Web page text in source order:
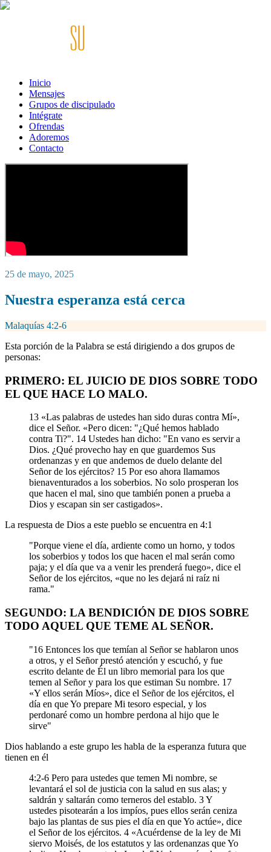
Inicio
Mensajes
Grupos de discipulado
Intégrate
Ofrendas
Adoremos
Contacto
25 de mayo, 2025
Nuestra esperanza está cerca
Malaquías 4:2-6
Esta porción de la Palabra se está dirigiendo a dos grupos de
personas:
PRIMERO: EL JUICIO DE DIOS SOBRE TODO
EL QUE HACE LO MALO.
13 «Las palabras de ustedes han sido duras contra Mí»,
dice el Señor. «Peго dicen: "¿Qué hemos hablado
contra Ti?". 14 Ustedes han dicho: "En vano es servir a
Dios. ¿Qué provecho hay en que guardemos Sus
ordenanzas y en que andemos de duelo delante del
Señor de los ejércitos? 15 Por eso ahora llamamos
bienaventurados a los soberbios. No solo prosperan los
que hacen el mal, sino que también ponen a prueba a
Dios y escapan sin ser castigados».
La respuesta de Dios a este pueblo se encuentra en 4:1
"Porque viene el día, ardiente como un horno, y todos
los soberbios y todos los que hacen el mal serán como
paja; y el día que va a venir les prenderá fuego», dice el
Señor de los ejércitos, «que no les dejará ni raíz ni
rama."
SEGUNDO: LA BENDICIÓN DE DIOS SOBRE
TODO AQUEL QUE TEME AL SEÑOR.
"16 Entonces los que temían al Señor se hablaron unos
a otros, y el Señor prestó atención y escuchó, y fue
escrito delante de Él un libro memorial para los que
temen al Señor y para los que estiman Su nombre. 17
«Y ellos serán Míos», dice el Señor de los ejércitos, el
día en que Yo prepare Mi tesoro especial, y los
perdonaré como un hombre perdona al hijo que le
sirve"
Dios hablando a este grupo les habla de la esperanza futura que
tienen en él
4:2-6 Pero para ustedes que temen Mi nombre, se
levantará el sol de justicia con la salud en sus alas; y
saldrán y saltarán como terneros del establo. 3 Y
ustedes pisotearán a los impíos, pues ellos serán ceniza
bajo las plantas de sus pies el día en que Yo actúe», dice
el Señor de los ejércitos. 4 «Acuérdense de la ley de Mi
siervo Moisés, de los estatutos y las ordenanzas que Yo